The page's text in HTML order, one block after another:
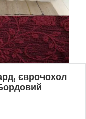
єврочохол